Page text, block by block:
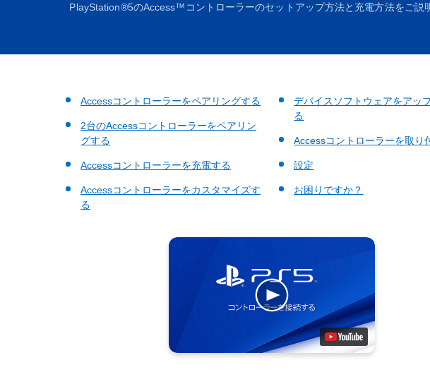
PlayStation®5のAccess™コントローラーのセットアップ方法と充電方法をご説
Accessコントローラーをペアリングする
2台のAccessコントローラーをペアリン
グする
Accessコントローラーを充電する
Accessコントローラーをカスタマイズす
る
デバイスソフトウェアをアッ
る
Accessコントローラーを取り
設定
お困りですか？